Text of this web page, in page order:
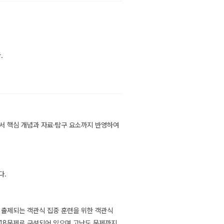
핵심 개념과 자료·탐구 요소까지 반영하여
.
제되는 객관식 집중 훈련을 위한 객관식